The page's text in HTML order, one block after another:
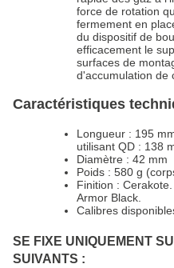
force de rotation
fermement en
du dispositif de
efficacement le
surfaces de
d'accumulation de
Caractéristiques
Longueur : 195
utilisant QD : 138
Diamètre : 42 mm
Poids : 580 g
Finition :
Armor Black.
Calibres
SE FIXE UNIQUEMENT
SUIVANTS :